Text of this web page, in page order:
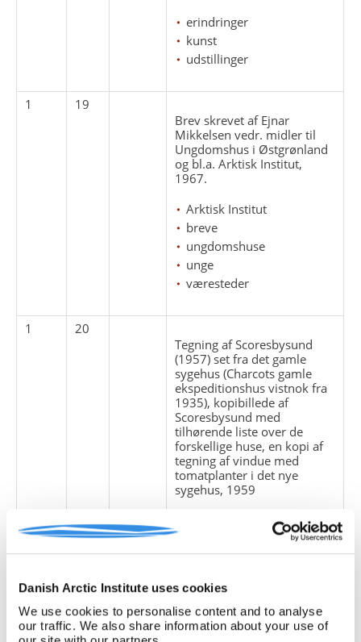
Danish Arctic Institute uses cookies
We use cookies to personalise content and to analyse
our traffic. We also share information about your use of
erindringer
kunst
udstillinger
1
19
Brev skrevet af Ejnar
Mikkelsen vedr. midler til
Ungdomshus i Østgrønland
og bl.a. Arktisk Institut,
1967.
Arktisk Institut
breve
ungdomshuse
unge
væresteder
1
20
Tegning af Scoresbysund
(1957) set fra det gamle
sygehus (Charcots gamle
ekspeditionshus vistnok fra
1935), kopibillede af
Scoresbysund med
tilhørende liste over de
forskellige huse, en kopi af
tegning af vindue med
tomatplanter i det nye
sygehus, 1959
tegninger
A 094, Ejnar Mikkelsen
A 370, Scoresbysund